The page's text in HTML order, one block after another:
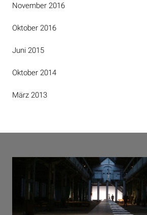
November 2016
Oktober 2016
Juni 2015
Oktober 2014
März 2013